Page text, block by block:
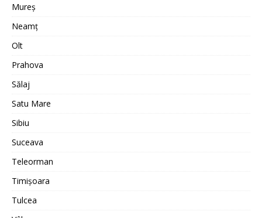
Mureș
Neamț
Olt
Prahova
Sălaj
Satu Mare
Sibiu
Suceava
Teleorman
Timișoara
Tulcea